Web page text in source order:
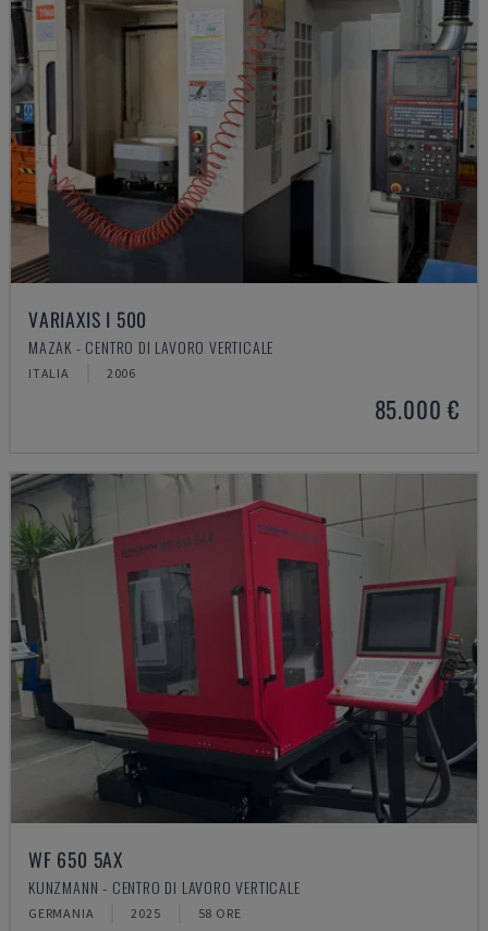
VARIAXIS I 500
MAZAK - CENTRO DI LAVORO VERTICALE
ITALIA 2006
85.000 €
WF 650 5AX
KUNZMANN - CENTRO DI LAVORO VERTICALE
GERMANIA 2025 58 ORE